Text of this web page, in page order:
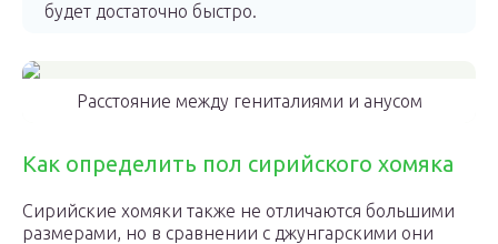
будет достаточно быстро.
Расстояние между гениталиями и анусом
Как определить пол сирийского хомяка
Сирийские хомяки также не отличаются большими
размерами, но в сравнении с джунгарскими они